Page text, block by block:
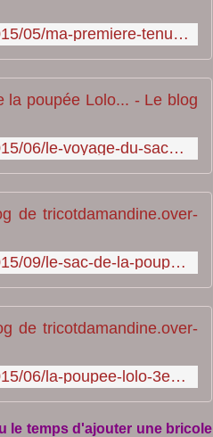
http://tricotdamandine.over-blog.com/2015/05/ma-premiere-tenue-pour-le-marche-de-noel-de-lucia.html
http://tricotdamandine.over-blog.com/2015/06/le-voyage-du-sac-a-cadeau-le-sac-de-la-poupee-lolo.html
http://tricotdamandine.over-blog.com/2015/09/le-sac-de-la-poupee-lolo.html
http://tricotdamandine.over-blog.com/2015/06/la-poupee-lolo-3e-tenue.html
le temps d'ajouter une bricole